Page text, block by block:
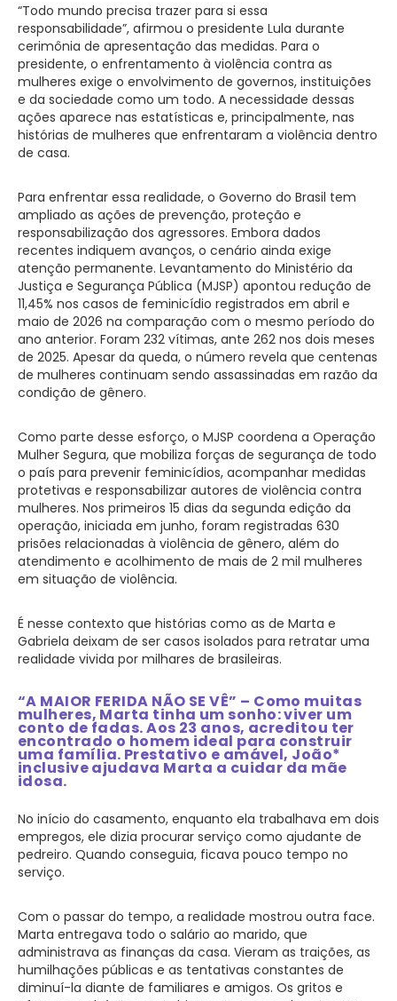
“Todo mundo precisa trazer para si essa
responsabilidade”, afirmou o presidente Lula durante
cerimônia de apresentação das medidas. Para o
presidente, o enfrentamento à violência contra as
mulheres exige o envolvimento de governos, instituições
e da sociedade como um todo. A necessidade dessas
ações aparece nas estatísticas e, principalmente, nas
histórias de mulheres que enfrentaram a violência dentro
de casa.
Para enfrentar essa realidade, o Governo do Brasil tem
ampliado as ações de prevenção, proteção e
responsabilização dos agressores. Embora dados
recentes indiquem avanços, o cenário ainda exige
atenção permanente. Levantamento do Ministério da
Justiça e Segurança Pública (MJSP) apontou redução de
11,45% nos casos de feminicídio registrados em abril e
maio de 2026 na comparação com o mesmo período do
ano anterior. Foram 232 vítimas, ante 262 nos dois meses
de 2025. Apesar da queda, o número revela que centenas
de mulheres continuam sendo assassinadas em razão da
condição de gênero.
Como parte desse esforço, o MJSP coordena a Operação
Mulher Segura, que mobiliza forças de segurança de todo
o país para prevenir feminicídios, acompanhar medidas
protetivas e responsabilizar autores de violência contra
mulheres. Nos primeiros 15 dias da segunda edição da
operação, iniciada em junho, foram registradas 630
prisões relacionadas à violência de gênero, além do
atendimento e acolhimento de mais de 2 mil mulheres
em situação de violência.
É nesse contexto que histórias como as de Marta e
Gabriela deixam de ser casos isolados para retratar uma
realidade vivida por milhares de brasileiras.
“A MAIOR FERIDA NÃO SE VÊ” – Como muitas
mulheres, Marta tinha um sonho: viver um
conto de fadas. Aos 23 anos, acreditou ter
encontrado o homem ideal para construir
uma família. Prestativo e amável, João*
inclusive ajudava Marta a cuidar da mãe
idosa.
No início do casamento, enquanto ela trabalhava em dois
empregos, ele dizia procurar serviço como ajudante de
pedreiro. Quando conseguia, ficava pouco tempo no
serviço.
Com o passar do tempo, a realidade mostrou outra face.
Marta entregava todo o salário ao marido, que
administrava as finanças da casa. Vieram as traições, as
humilhações públicas e as tentativas constantes de
diminuí-la diante de familiares e amigos. Os gritos e